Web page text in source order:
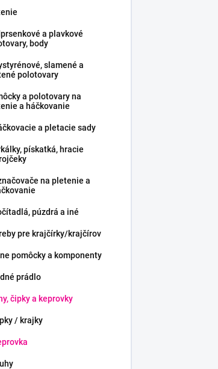
a plavkové
body
slamené a
polotovary
a polotovary na
a háčkovanie
a pletacie sady
pískatká, hracie
na pletenie a
púzdrá a iné
pre krajčírky/krajčírov
pomôcky a komponenty
prádlo
čipky a keprovky
/ krajky